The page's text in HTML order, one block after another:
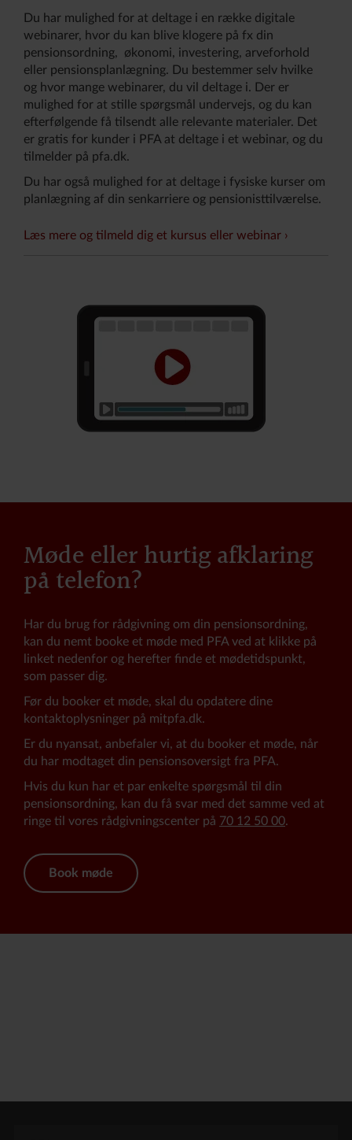
Du har mulighed for at deltage i en række digitale
webinarer, hvor du kan blive klogere på fx din
pensionsordning, økonomi, investering, arveforhold
eller pensionsplanlægning. Du bestemmer selv hvilke
og hvor mange webinarer, du vil deltage i. Der er
mulighed for at stille spørgsmål undervejs, og du kan
efterfølgende få tilsendt alle relevante materialer. Det
er gratis for kunder i PFA at deltage i et webinar, og du
tilmelder på pfa.dk.
Du har også mulighed for at deltage i fysiske kurser om
planlægning af din senkarriere og pensionisttilværelse.
Læs mere og tilmeld dig et kursus eller webinar
Møde eller hurtig afklaring
på telefon?
Har du brug for rådgivning om din pensionsordning,
kan du nemt booke et møde med PFA ved at klikke på
linket nedenfor og herefter finde et mødetidspunkt,
som passer dig.
Før du booker et møde, skal du opdatere dine
kontaktoplysninger på mitpfa.dk.
Er du nyansat, anbefaler vi, at du booker et møde, når
du har modtaget din pensionsoversigt fra PFA.
Hvis du kun har et par enkelte spørgsmål til din
pensionsordning, kan du få svar med det samme ved at
ringe til vores rådgivningscenter på 70 12 50 00.
Book møde